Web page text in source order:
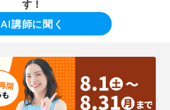
す！
AI講師に聞く